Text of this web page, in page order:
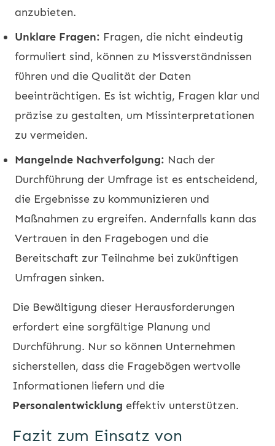
anzubieten.
Unklare Fragen: Fragen, die nicht eindeutig
formuliert sind, können zu Missverständnissen
führen und die Qualität der Daten
beeinträchtigen. Es ist wichtig, Fragen klar und
präzise zu gestalten, um Missinterpretationen
zu vermeiden.
Mangelnde Nachverfolgung: Nach der
Durchführung der Umfrage ist es entscheidend,
die Ergebnisse zu kommunizieren und
Maßnahmen zu ergreifen. Andernfalls kann das
Vertrauen in den Fragebogen und die
Bereitschaft zur Teilnahme bei zukünftigen
Umfragen sinken.
Die Bewältigung dieser Herausforderungen
erfordert eine sorgfältige Planung und
Durchführung. Nur so können Unternehmen
sicherstellen, dass die Fragebögen wertvolle
Informationen liefern und die
Personalentwicklung effektiv unterstützen.
Fazit zum Einsatz von